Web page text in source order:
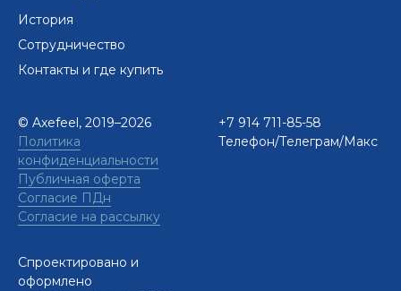
История
Сотрудничество
Контакты и где купить
© Axefeel, 2019–2026
Политика
конфиденциальности
Публичная оферта
Согласие ПДн
Согласие на рассылку
+7 914 711-85-58
Телефон/Телеграм/Макс
Спроектировано и
оформлено